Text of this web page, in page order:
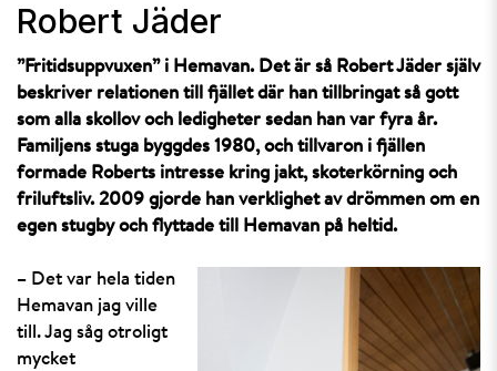
Robert Jäder
”Fritidsuppvuxen” i Hemavan. Det är så Robert Jäder själv
beskriver relationen till fjället där han tillbringat så gott
som alla skollov och ledigheter sedan han var fyra år.
Familjens stuga byggdes 1980, och tillvaron i fjällen
formade Roberts intresse kring jakt, skoterkörning och
friluftsliv. 2009 gjorde han verklighet av drömmen om en
egen stugby och flyttade till Hemavan på heltid.
– Det var hela tiden
Hemavan jag ville
till. Jag såg otroligt
mycket